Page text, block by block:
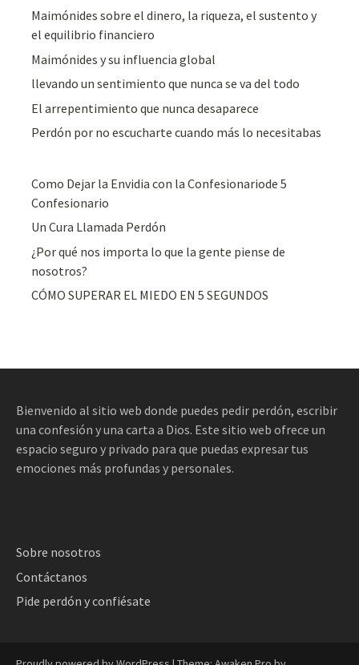
Maimónides sobre el dinero, la riqueza, el sustento y
el equilibrio financiero
Maimónides y su influencia global
llevando un sentimiento que nunca se va del todo
El arrepentimiento que nunca desaparece
Perdón por no escucharte cuando más lo necesitabas
Como Dejar la Envidia con la Confesionariode 5
Confesionario
Un Cura Llamada Perdón
¿Por qué nos importa lo que la gente piense de
nosotros?
CÓMO SUPERAR EL MIEDO EN 5 SEGUNDOS
Bienvenido al sitio web donde puedes pedir perdón, escribir
una confesión y una carta a Dios. Este sitio web ofrece un
espacio seguro y privado para que puedas expresar tus
emociones más profundas y personales.
Sobre nosotros
Contáctanos
Pide perdón y confiésate